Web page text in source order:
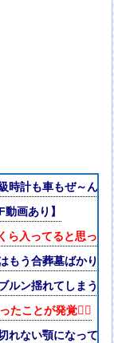
時計も車もぜ～んぶ
画あり】
ら入ってると思っ
もう合葬墓ばかり
ブルン揺れてしま
たことが発覚🤦‍♂
れない顎になってし